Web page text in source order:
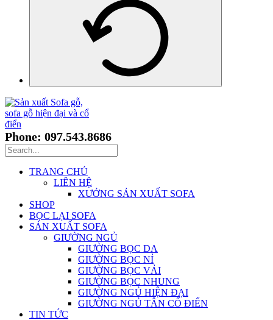
Phone: 097.543.8686
TRANG CHỦ
LIÊN HỆ
XƯỞNG SẢN XUẤT SOFA
SHOP
BỌC LẠI SOFA
SẢN XUẤT SOFA
GIƯỜNG NGỦ
GIƯỜNG BỌC DA
GIƯỜNG BỌC NỈ
GIƯỜNG BỌC VẢI
GIƯỜNG BỌC NHUNG
GIƯỜNG NGỦ HIỆN ĐẠI
GIƯỜNG NGỦ TÂN CỔ ĐIỂN
TIN TỨC